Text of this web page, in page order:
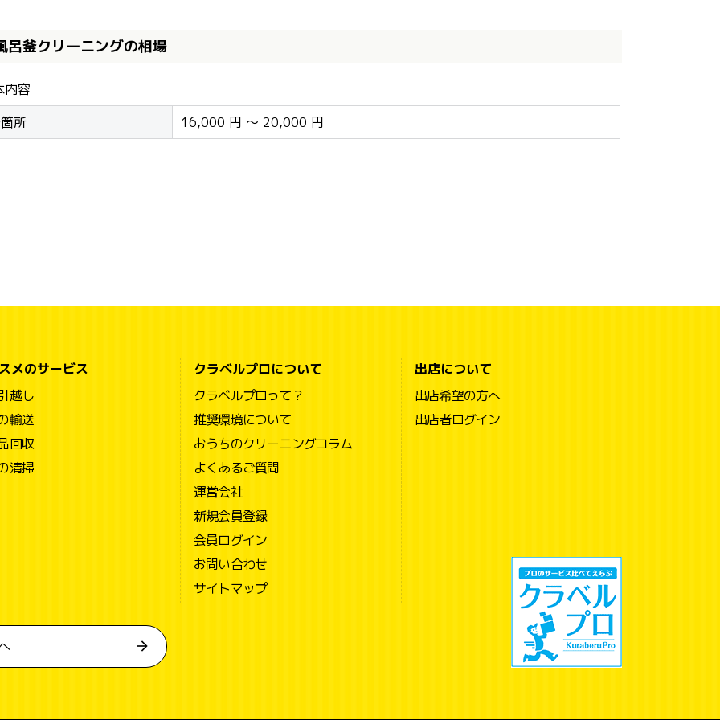
呂釜クリーニングの相場
内容
所
16,000 円 ～ 20,000 円
メのサービス
越し
輸送
回収
清掃
クラベルプロについて
クラベルプロって？
推奨環境について
おうちのクリーニングコラム
よくあるご質問
運営会社
新規会員登録
会員ログイン
お問い合わせ
サイトマップ
出店について
出店希望の方へ
出店者ログイン